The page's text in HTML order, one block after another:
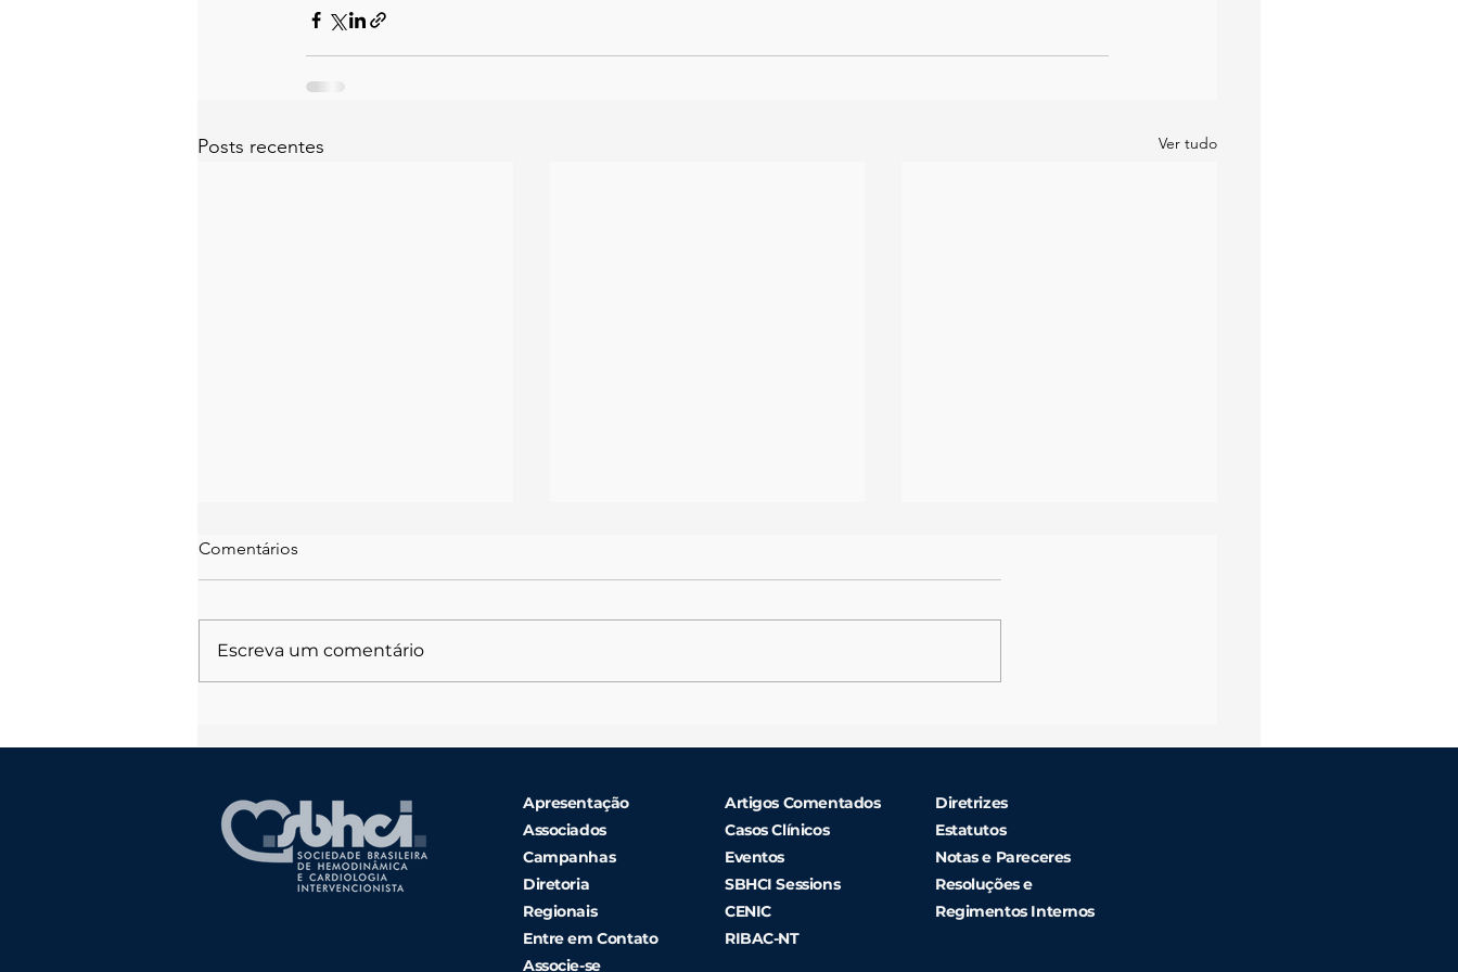
Posts recentes Ver tudo
Comentários
Escreva um comentário
Apresentação
Associados
Campanhas
Diretoria
Regionais
Entre em Contato
Associe-se
Artigos Comentados
Casos Clínicos
Eventos
SBHCI Sessions
CENIC
RIBAC-NT
Diretrizes
Estatutos
Notas e Pareceres
Resoluções e
Regimentos Internos